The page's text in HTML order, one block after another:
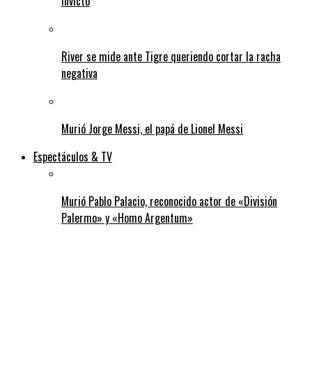
River se mide ante Tigre queriendo cortar la racha
negativa
Murió Jorge Messi, el papá de Lionel Messi
Espectáculos & TV
Murió Pablo Palacio, reconocido actor de «División
Palermo» y «Homo Argentum»